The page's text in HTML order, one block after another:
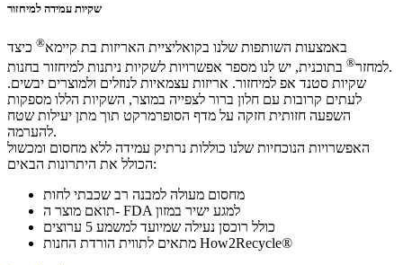
שקיות עמידה למיחזור
באמצעות השותפות שלנו בקואליציית האריזות בת קיימא® כיצד
למחזר®
בתוכנית, יש לנו מספר אפשרויות לשקיות ניתנות למיחזור בחנות.
שקיות סטנד אפ למיחזור. אריזות עצמאיות לנוזלים ולמוצרים יבשים.
לעתים קרובות עם חלון ברור לצפייה במוצר, השקיות הללו מספקות
השפעה חזותית חזקה על מדף הסופרמרקט תוך מתן יעילות שטח
להערמה.
האפשרויות הנוכחיות שלנו כוללות נרתיק עמידה ללא מחסום ומכשול
הכולל את היתרונות הבאים:
מחסום מעולה למבנה רב שכבתי לחות
תואם מוצר ה- FDA למגע ישיר במזון
כולל רוכסן נעילה שמיועד למשמע 5 ערוצים
מתאים לתווית הורדת החנות How2Recycle®